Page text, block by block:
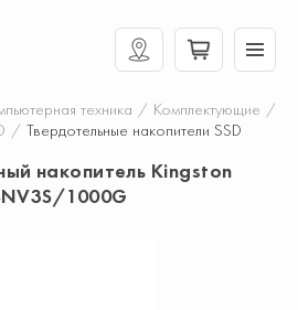
техника / Комплектующие /
/ Твердотельные накопители SSD
накопитель Kingston
1000G